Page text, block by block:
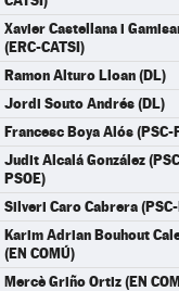
Xavier Castellana i
(ERC-CATSI)
Ramon Alturo Lloan (DL)
Jordi Souto Andrés (DL)
Francesc Boya Alós (PSC-
Judit Alcalá González
PSOE)
Silveri Caro Cabrera (PSC-
Karim Adrian Bouhout
(EN COMÚ)
Mercè Griño Ortiz (EN